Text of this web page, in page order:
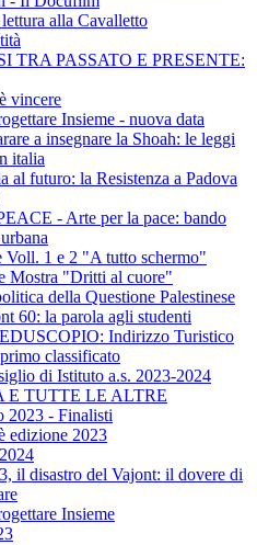
alla Cavalletto
TRA PASSATO E PRESENTE:
vincere
Insieme - nuova data
a insegnare la Shoah: le leggi
italia
al futuro: la Resistenza a Padova
- Arte per la pace: bando
Voll. 1 e 2 "A tutto schermo"
Mostra "Dritti al cuore"
della Questione Palestinese
60: la parola agli studenti
Indirizzo Turistico
classificato
di Istituto a.s. 2023-2024
E TUTTE LE ALTRE
2023 - Finalisti
edizione 2023
il disastro del Vajont: il dovere di
Insieme